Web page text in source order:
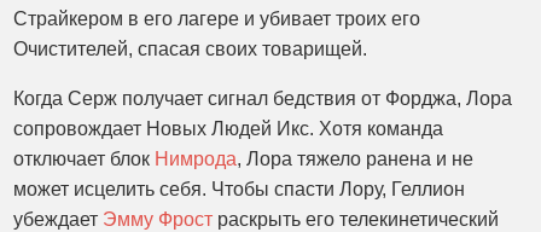
Страйкером в его лагере и убивает троих его
Очистителей, спасая своих товарищей.
Когда Серж получает сигнал бедствия от Форджа, Лора
сопровождает Новых Людей Икс. Хотя команда
отключает блок Нимрода, Лора тяжело ранена и не
может исцелить себя. Чтобы спасти Лору, Геллион
убеждает Эмму Фрост раскрыть его телекинетический